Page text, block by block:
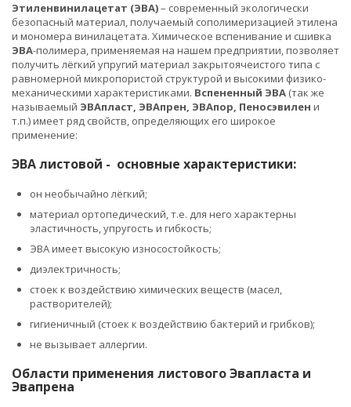
Этиленвинилацетат (ЭВА)– современный экологически
безопасный материал, получаемый сополимеризацией этилена
и мономера винилацетата. Химическое вспенивание и сшивка
ЭВА-полимера, применяемая на нашем предприятии, позволяет
получить лёгкий упругий материал закрытоячеистого типа с
равномерной микропористой структурой и высокими физико-
механическими характеристиками. Вспененный ЭВА (так же
называемый ЭВАпласт, ЭВАпрен, ЭВАпор, Пеносэвилен и
т.п.) имеет ряд свойств, определяющих его широкое
применение:
ЭВА листовой - основные характеристики:
он необычайно лёгкий;
материал ортопедический, т.е. для него характерны
эластичность, упругость и гибкость;
ЭВА имеет высокую износостойкость;
диэлектричность;
стоек к воздействию химических веществ (масел,
растворителей);
гигиеничный (стоек к воздействию бактерий и грибков);
не вызывает аллергии.
Области применения листового Эвапласта и
Эвапрена